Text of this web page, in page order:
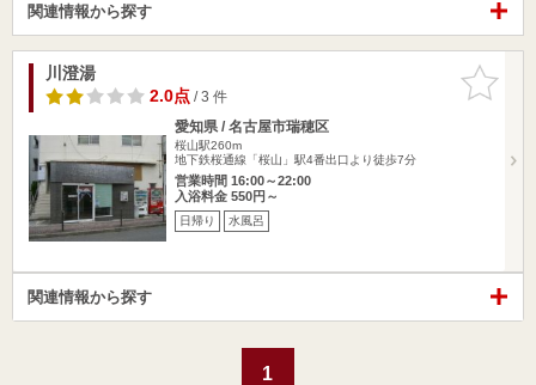
関連情報から探す
お気に入
りに追加
川澄湯
2.0点/ 3 件
愛知県 / 名古屋市瑞穂区
桜山駅260m
地下鉄桜通線「桜山」駅4番出口より徒歩7分
営業時間 16:00～22:00
入浴料金 550円～
日帰り 水風呂
関連情報から探す
1